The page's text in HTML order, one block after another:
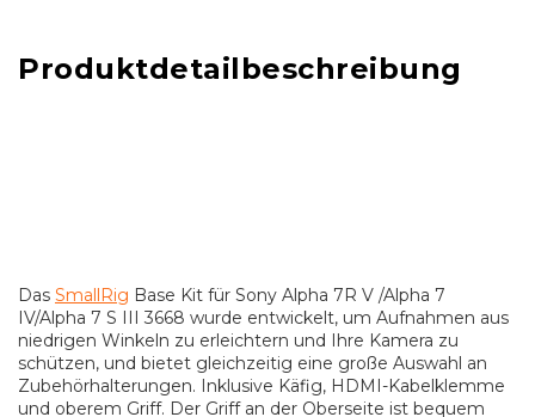
Produktdetailbeschreibung
Das SmallRig Base Kit für Sony Alpha 7R V /Alpha 7
IV/Alpha 7 S III 3668 wurde entwickelt, um Aufnahmen aus
niedrigen Winkeln zu erleichtern und Ihre Kamera zu
schützen, und bietet gleichzeitig eine große Auswahl an
Zubehörhalterungen. Inklusive Käfig, HDMI-Kabelklemme
und oberem Griff. Der Griff an der Oberseite ist bequem